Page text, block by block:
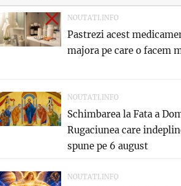
NOUTATI.INFO
Pastrezi acest
majora pe care o facem
NOUTATI.INFO
Schimbarea la Fata a
Rugaciunea care
spune pe 6 august
NOUTATI.INFO